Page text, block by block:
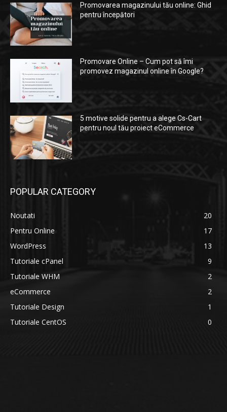
Promovarea magazinului tău online: Ghid
pentru începători
Promovare Online – Cum pot să îmi
promovez magazinul online în Google?
5 motive solide pentru a alege Cs-Cart
pentru noul tău proiect eCommerce
POPULAR CATEGORY
Noutati
20
Pentru Online
17
WordPress
13
Tutoriale cPanel
9
Tutoriale WHM
2
eCommerce
2
Tutoriale Design
1
Tutoriale CentOS
0